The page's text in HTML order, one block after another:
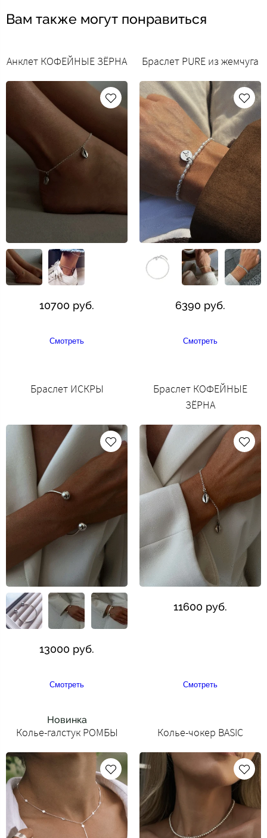
Вам также могут понравиться
Анклет КОФЕЙНЫЕ ЗЁРНА
10700 руб.
Смотреть
Браслет PURE из жемчуга
6390 руб.
Смотреть
Браслет ИСКРЫ
13000 руб.
Смотреть
Браслет КОФЕЙНЫЕ
ЗЁРНА
11600 руб.
Смотреть
Новинка
Колье-галстук РОМБЫ Колье-чокер BASIC